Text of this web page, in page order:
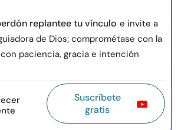
replantee tu vínculo e invite a
de Dios; comprométase con la
paciencia, gracia e intención
Suscríbete
gratis